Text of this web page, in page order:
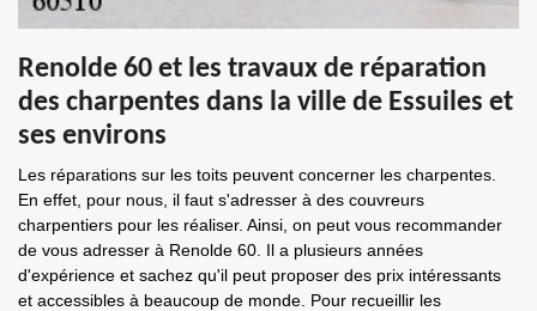
Renolde 60 et les travaux de réparation
des charpentes dans la ville de Essuiles et
ses environs
Les réparations sur les toits peuvent concerner les charpentes.
En effet, pour nous, il faut s'adresser à des couvreurs
charpentiers pour les réaliser. Ainsi, on peut vous recommander
de vous adresser à Renolde 60. Il a plusieurs années
d'expérience et sachez qu'il peut proposer des prix intéressants
et accessibles à beaucoup de monde. Pour recueillir les